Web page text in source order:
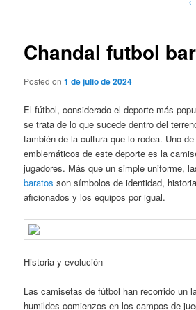
Chandal futbol
Posted on1 de julio de 2024
El fútbol, considerado el deporte más
se trata de lo que sucede dentro del
también de la cultura que lo rodea. Uno
emblemáticos de este deporte es la
jugadores. Más que un simple uniforme,
baratos son símbolos de identidad,
aficionados y los equipos por igual.
Historia y evolución
Las camisetas de fútbol han recorrido un
humildes comienzos en los campos de